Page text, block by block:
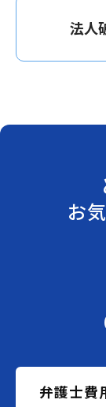
法人
お
弁護士費